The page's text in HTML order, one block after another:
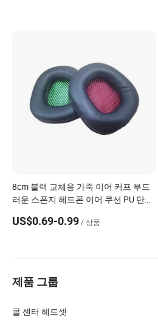
8cm 블랙 교체용 가죽 이어 커프 부드
러운 스폰지 헤드폰 이어 쿠션 PU 단백
US$0.69-0.99/ 상품
제품 그룹
콜 센터 헤드셋